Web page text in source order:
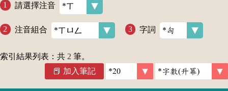
請選擇注音
注音組合 字詞
索引結果列表：共 2 筆。
加入筆記